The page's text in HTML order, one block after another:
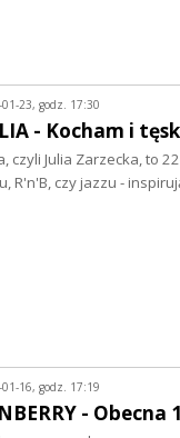
23, godz. 17:30
- Kocham i
czyli Julia Zarzecka, to
R'n'B, czy jazzu -
16, godz. 17:19
- Obecna